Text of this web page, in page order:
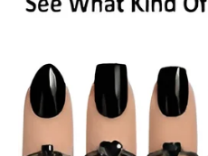
stvari koje vas čine srećnim.
Potrebno vam je više
manje razmišljanja o
Jedna vijest